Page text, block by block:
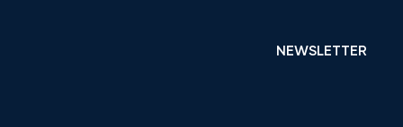
NEWSLETTER